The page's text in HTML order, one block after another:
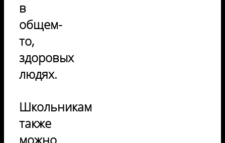
в
общем-
то,
здоровых
людях.
Школьникам
также